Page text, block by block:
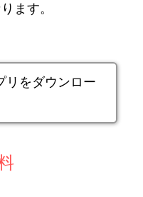
ます。
リをダウンロー